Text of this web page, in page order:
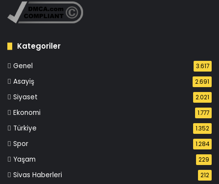
Kategoriler
Genel 3.617
Asayiş 2.691
Siyaset 2.021
Ekonomi 1.777
Türkiye 1.352
Spor 1.284
Yaşam 229
Sivas Haberleri 212